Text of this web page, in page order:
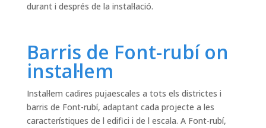
durant i després de la instal·lació.
Barris de Font-rubí on
instal·lem
Instal·lem cadires pujaescales a tots els districtes i
barris de Font-rubí, adaptant cada projecte a les
característiques de l edifici i de l escala. A Font-rubí,